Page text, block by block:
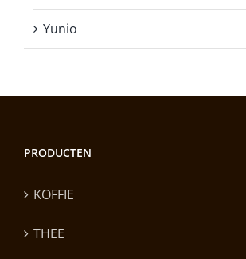
Yunio
PRODUCTEN
KOFFIE
THEE